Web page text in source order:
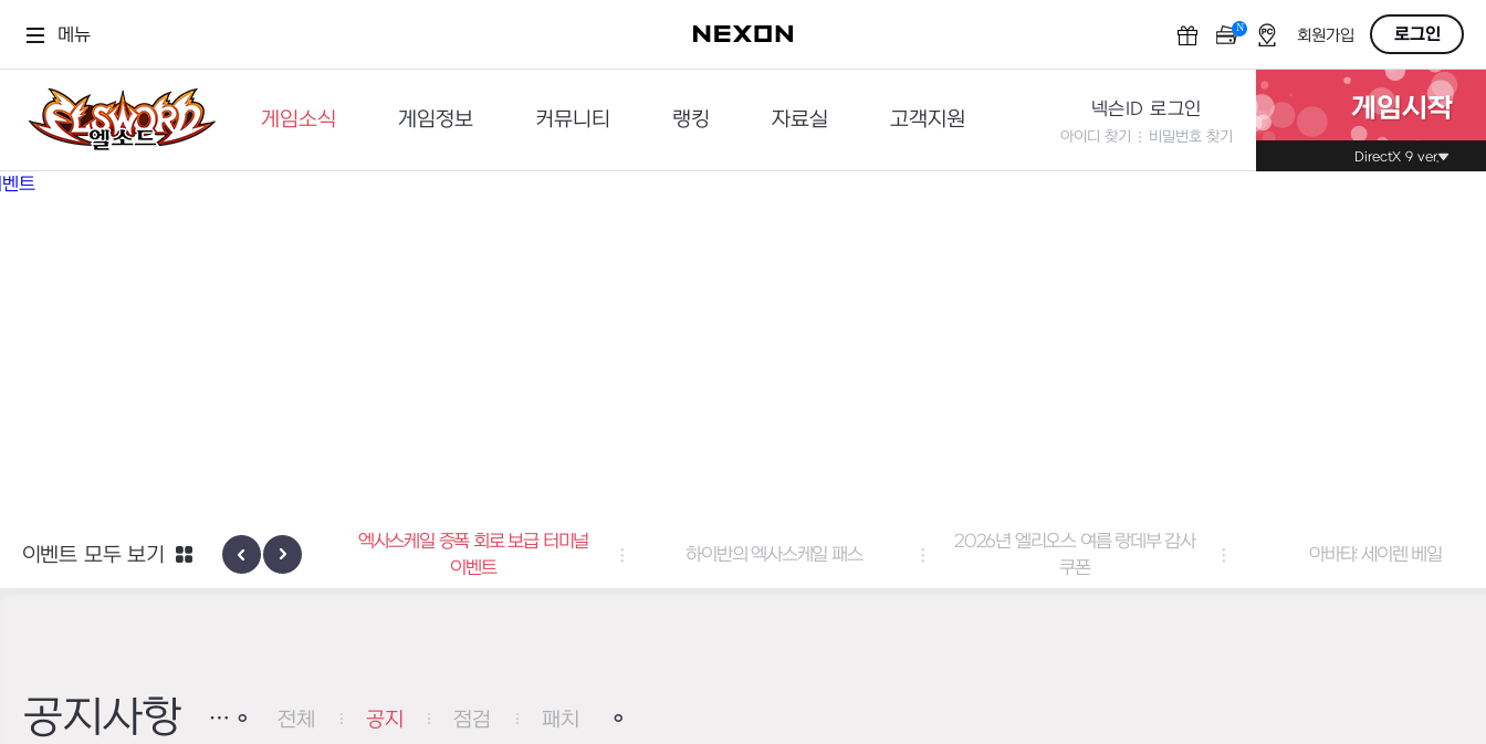
메뉴 N OFF회원가입 로그인
게임소식
공지사항
게임정보
세계관
커뮤니티
이슈게시판
랭킹
던전랭킹
자료실
다운로드
고객지원
문의하기
넥슨ID 로그인
아이디 찾기 비밀번호 찾기
게임시작
DirectX 9 ver.
신규 지역 네블론
엑사스케일 증폭 회로 보급 터미널
이벤트
하이반의 엑사스케일 패스
2026년 엘리오스 여름 랑데부 감사
쿠폰
아바타: 세이렌 베일
이벤트 모두 보기
공지사항 전체 공지 점검 패치